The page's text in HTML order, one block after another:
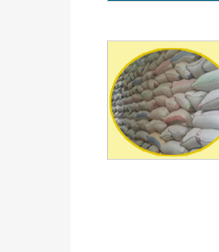
du 16 au
Politique-
avant le 16
Politique-